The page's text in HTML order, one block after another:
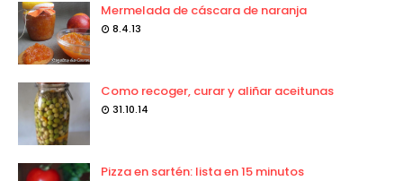
Mermelada de cáscara de naranja
8.4.13
Como recoger, curar y aliñar aceitunas
31.10.14
Pizza en sartén: lista en 15 minutos